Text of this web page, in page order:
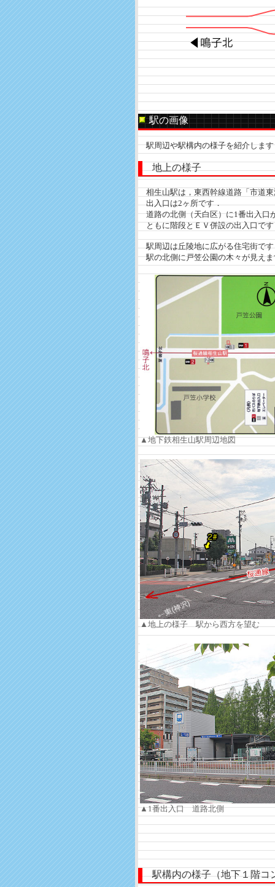
駅の画像
駅周辺や駅構内の様子を紹介します
地上の様子
相生山駅は，東西幹線道路「市道
出入口は2ヶ所です．
道路の北側（天白区）に1番出入口
ともに階段とＥＶ併設の出入口です
駅周辺は丘陵地に広がる住宅街です
駅の北側に戸笠公園の木々が見えま
▲地下鉄相生山駅周辺地図
▲地上の様子 駅から西方を望む
▲1番出入口 道路北側
駅構内の様子（地下１階コ